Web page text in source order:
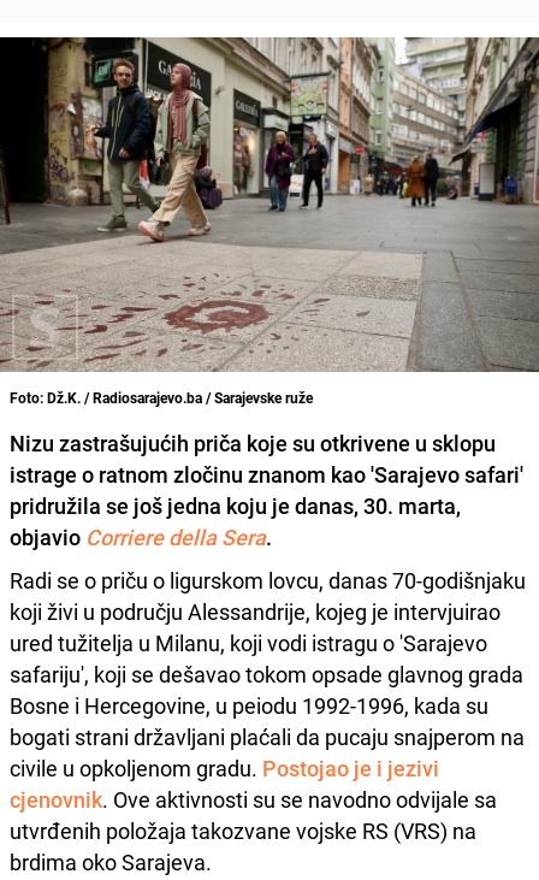
Foto: Dž.K. / Radiosarajevo.ba / Sarajevske ruže
Nizu zastrašujućih priča koje su otkrivene u sklopu
istrage o ratnom zločinu znanom kao 'Sarajevo safari'
pridružila se još jedna koju je danas, 30. marta,
objavio Corriere della Sera.
Radi se o priču o ligurskom lovcu, danas 70-godišnjaku
koji živi u području Alessandrije, kojeg je intervjuirao
ured tužitelja u Milanu, koji vodi istragu o 'Sarajevo
safariju', koji se dešavao tokom opsade glavnog grada
Bosne i Hercegovine, u peiodu 1992-1996, kada su
bogati strani državljani plaćali da pucaju snajperom na
civile u opkoljenom gradu. Postojao je i jezivi
cjenovnik. Ove aktivnosti su se navodno odvijale sa
utvrđenih položaja takozvane vojske RS (VRS) na
brdima oko Sarajeva.